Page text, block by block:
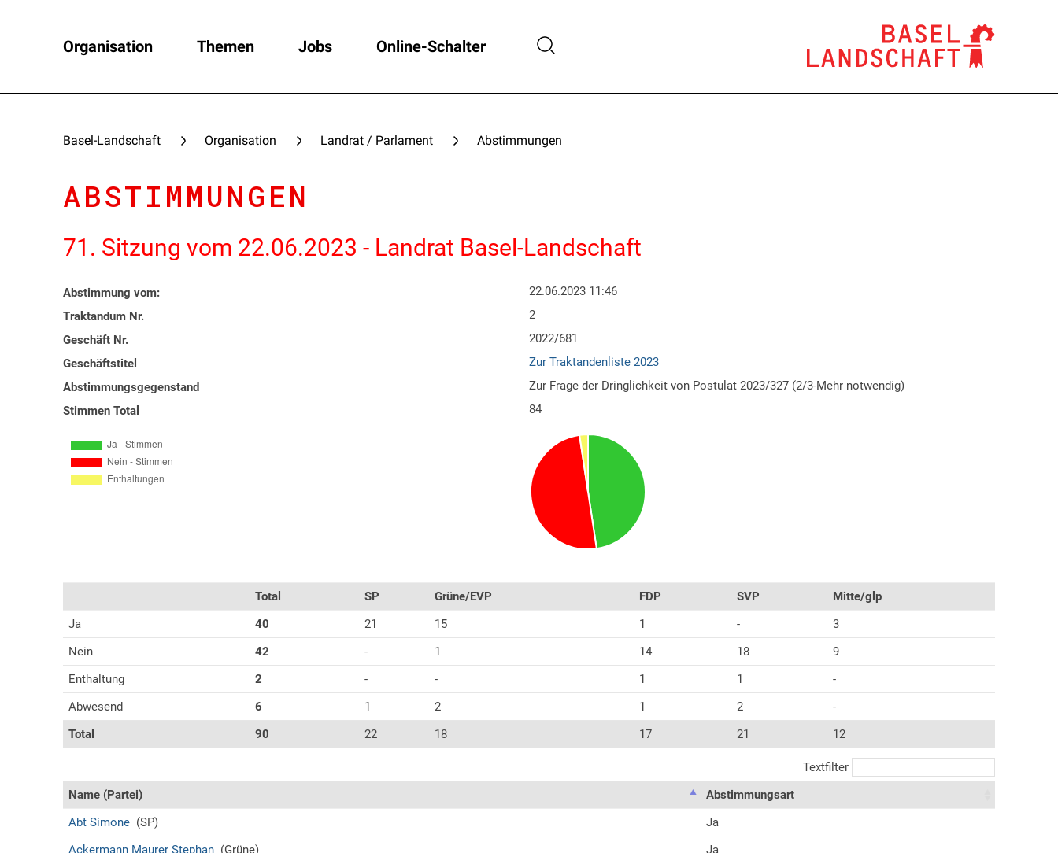
Organisation Themen Jobs Online-Schalter
Basel-Landschaft Organisation Landrat / Parlament Abstimmungen
ABSTIMMUNGEN